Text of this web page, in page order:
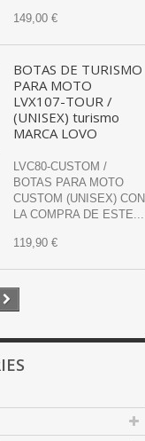
149,00 €
BOTAS DE TURISMO
PARA MOTO
LVX107-TOUR /
(UNISEX) turismo
MARCA LOVO
LVC80-CUSTOM /
BOTAS PARA MOTO
CUSTOM (UNISEX) CON
LA COMPRA DE ESTE...
119,90 €